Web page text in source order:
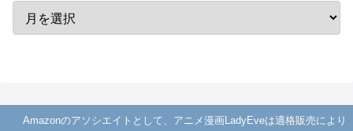
Amazonのアソシエイトとして、アニメ漫画LadyEveは適格販売により